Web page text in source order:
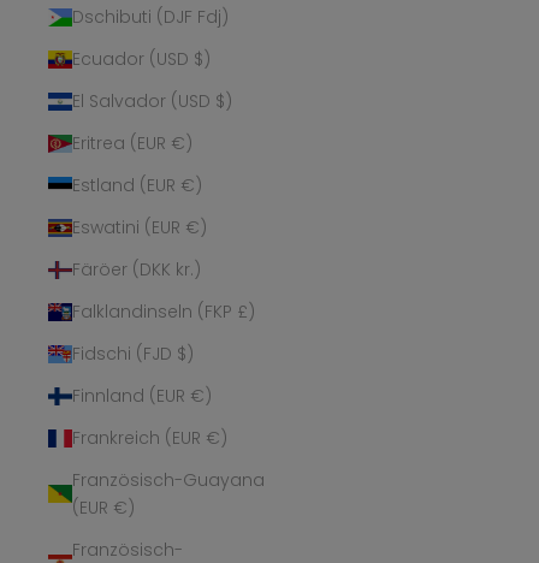
Dschibuti (DJF Fdj)
Ecuador (USD $)
El Salvador (USD $)
Eritrea (EUR €)
Estland (EUR €)
Eswatini (EUR €)
Färöer (DKK kr.)
Falklandinseln (FKP £)
Fidschi (FJD $)
Finnland (EUR €)
Frankreich (EUR €)
Französisch-Guayana
(EUR €)
Französisch-